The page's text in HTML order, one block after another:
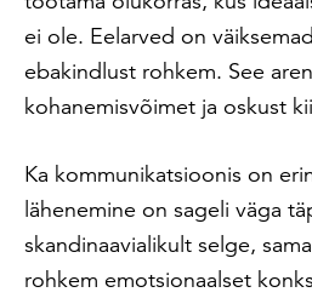
ei ole. Eelarved on
ebakindlust rohkem. See
kohanemisvõimet ja oskust
Ka kommunikatsioonis on
lähenemine on sageli väga
skandinaavialikult selge,
rohkem emotsionaalset